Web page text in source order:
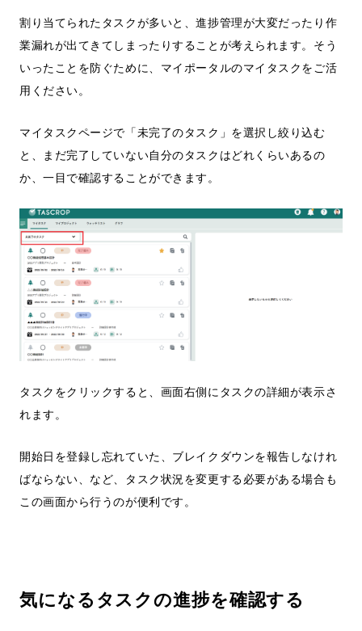
割り当てられたタスクが多いと、進捗管理が大変だったり作
業漏れが出てきてしまったりすることが考えられます。そう
いったことを防ぐために、マイポータルのマイタスクをご活
用ください。
マイタスクページで「未完了のタスク」を選択し絞り込む
と、まだ完了していない自分のタスクはどれくらいあるの
か、一目で確認することができます。
タスクをクリックすると、画面右側にタスクの詳細が表示さ
れます。
開始日を登録し忘れていた、ブレイクダウンを報告しなけれ
ばならない、など、タスク状況を変更する必要がある場合も
この画面から行うのが便利です。
気になるタスクの進捗を確認する